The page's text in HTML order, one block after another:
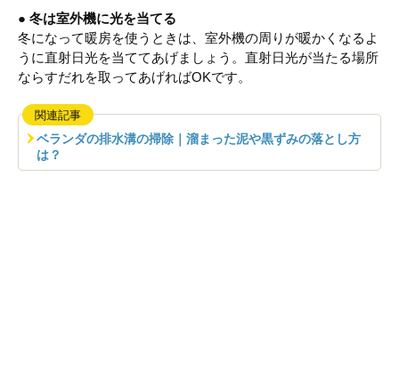
● 冬は室外機に光を当てる
冬になって暖房を使うときは、室外機の周りが暖かくなるよ
うに直射日光を当ててあげましょう。直射日光が当たる場所
ならすだれを取ってあげればOKです。
関連記事
ベランダの排水溝の掃除｜溜まった泥や黒ずみの落とし方
は？